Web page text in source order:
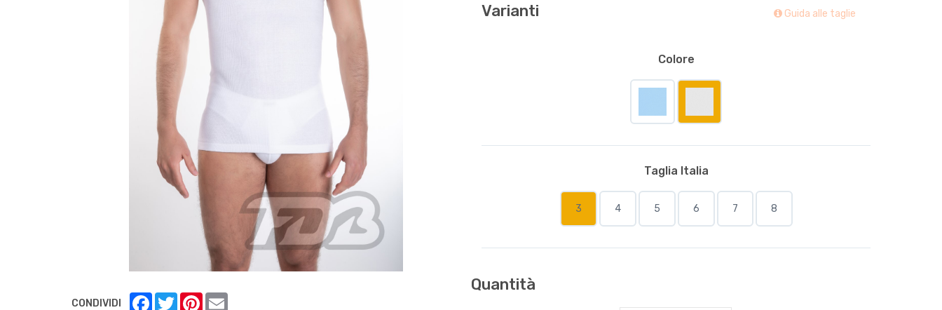
CONDIVIDI FacebookTwitterPinterest
Varianti Guida alle taglie
Colore
Taglia Italia
3 4 5 6 7 8
Quantità